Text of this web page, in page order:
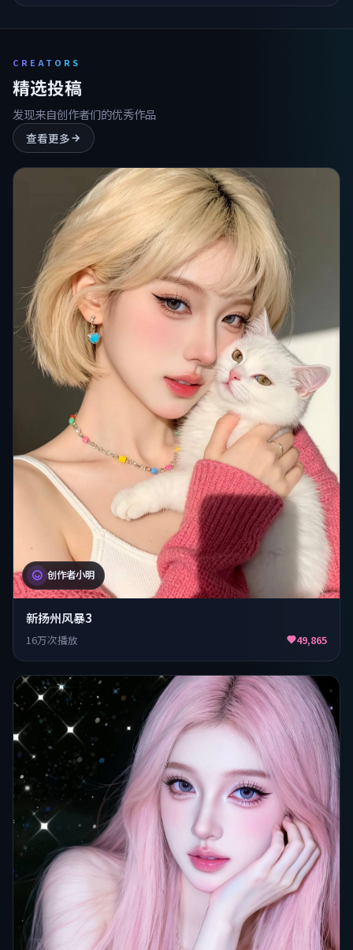
CREATORS
精选投稿
发现来自创作者们的优秀作品
查看更多
创作者小明
新扬州风暴3
16万次播放 49,865